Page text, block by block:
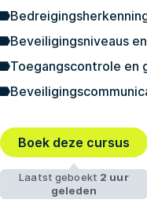
Beveiligingsniveaus
Toegangscontrole en
Boek deze cursus
Laatst geboekt 2 uur
geleden